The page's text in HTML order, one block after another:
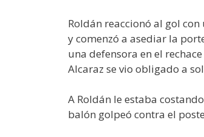
Roldán reaccionó al gol
y comenzó a asediar la
una defensora en el
Alcaraz se vio obligado a
A Roldán le estaba
balón golpeó contra el